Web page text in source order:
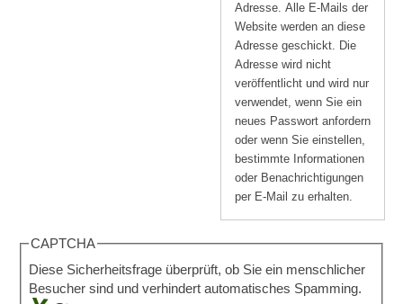
Adresse. Alle E-Mails der
Website werden an diese
Adresse geschickt. Die
Adresse wird nicht
veröffentlicht und wird nur
verwendet, wenn Sie ein
neues Passwort anfordern
oder wenn Sie einstellen,
bestimmte Informationen
oder Benachrichtigungen
per E-Mail zu erhalten.
CAPTCHA
Diese Sicherheitsfrage überprüft, ob Sie ein menschlicher
Besucher sind und verhindert automatisches Spamming.